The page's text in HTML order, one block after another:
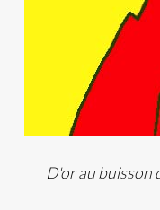
D'or au buisson